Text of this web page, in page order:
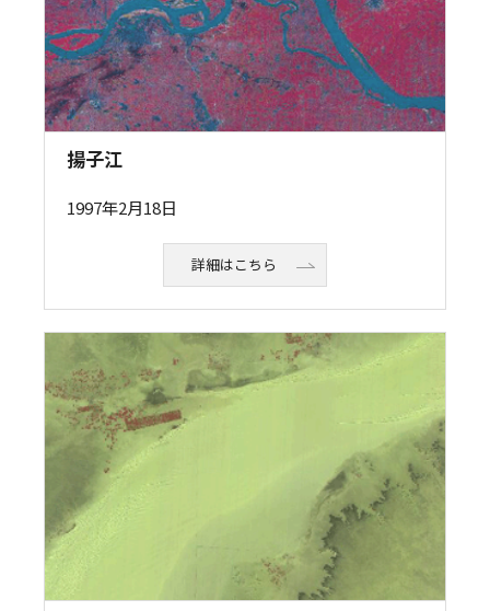
揚子江
1997年2月18日
詳細はこちら